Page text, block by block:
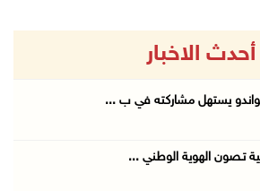
أحدث الاخبار
يستهل مشاركته في ب ...
تـصون الهوية الوطني ...